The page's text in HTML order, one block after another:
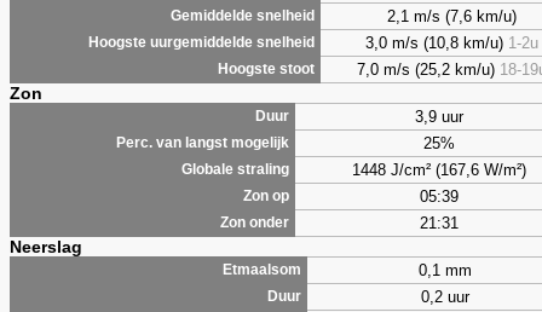
Gemiddelde snelheid 2,1 m/s (7,6 km/u)
Hoogste uurgemiddelde snelheid 3,0 m/s (10,8 km/u) 1-2u
Hoogste stoot 7,0 m/s (25,2 km/u) 18-
Zon
Duur 3,9 uur
Perc. van langst mogelijk 25%
Globale straling 1448 J/cm² (167,6 W/m²)
Zon op 05:39
Zon onder 21:31
Neerslag
Etmaalsom 0,1 mm
Duur 0,2 uur